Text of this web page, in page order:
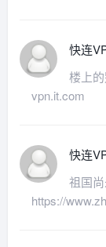
快连
楼上
vpn.it.com
快连
祖国
https://